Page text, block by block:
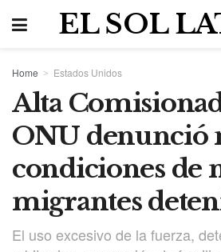
EL SOL
Home Estados Unidos
Alta
ONU denunció
condiciones de
migrantes
El uso excesivo de la fuerza,